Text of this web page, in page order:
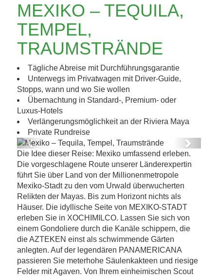
MEXIKO – TEQUILA,
TEMPEL,
TRAUMSTRÄNDE
Tägliche Abreise mit Durchführungsgarantie
Unterwegs im Privatwagen mit Driver-Guide,
Stopps, wann und wo Sie wollen
Übernachtung in Standard-, Premium- oder
Luxus-Hotels
Verlängerungsmöglichkeit an der Riviera Maya
Private Rundreise
Mexiko – Tequila, Tempel, Traumstrände
Previous Next
Die Idee dieser Reise: Mexiko umfassend erleben.
Die vorgeschlagene Route unserer Länderexpertin
führt Sie über Land von der Millionenmetropole
Mexiko-Stadt zu den vom Urwald überwucherten
Relikten der Mayas. Bis zum Horizont nichts als
Häuser. Die idyllische Seite von MEXIKO-STADT
erleben Sie in XOCHIMILCO. Lassen Sie sich von
einem Gondoliere durch die Kanäle schippern, die
die AZTEKEN einst als schwimmende Gärten
anlegten. Auf der legendären PANAMERICANA
passieren Sie meterhohe Säulenkakteen und riesige
Felder mit Agaven. Von Ihrem einheimischen Scout